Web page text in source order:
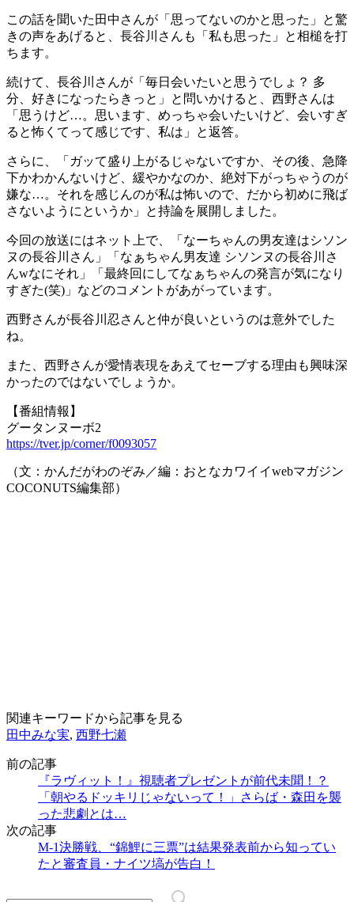
この話を聞いた田中さんが「思ってないのかと思った」と驚
きの声をあげると、長谷川さんも「私も思った」と相槌を打
ちます。
続けて、長谷川さんが「毎日会いたいと思うでしょ？ 多
分、好きになったらきっと」と問いかけると、西野さんは
「思うけど…。思います、めっちゃ会いたいけど、会いすぎ
ると怖くてって感じです、私は」と返答。
さらに、「ガッて盛り上がるじゃないですか、その後、急降
下かわかんないけど、緩やかなのか、絶対下がっちゃうのが
嫌な…。それを感じんのが私は怖いので、だから初めに飛ば
さないようにというか」と持論を展開しました。
今回の放送にはネット上で、「なーちゃんの男友達はシソン
ヌの長谷川さん」「なぁちゃん男友達 シソンヌの長谷川さ
んwなにそれ」「最終回にしてなぁちゃんの発言が気になり
すぎた(笑)」などのコメントがあがっています。
西野さんが長谷川忍さんと仲が良いというのは意外でした
ね。
また、西野さんが愛情表現をあえてセーブする理由も興味深
かったのではないでしょうか。
【番組情報】
グータンヌーボ2
https://tver.jp/corner/f0093057
（文：かんだがわのぞみ／編：おとなカワイイwebマガジン
COCONUTS編集部）
関連キーワードから記事を見る
田中みな実, 西野七瀬
前の記事
『ラヴィット！』視聴者プレゼントが前代未聞！？
「朝やるドッキリじゃないって！」さらば・森田を襲
った悲劇とは…
次の記事
M-1決勝戦、“錦鯉に三票”は結果発表前から知ってい
たと審査員・ナイツ塙が告白！